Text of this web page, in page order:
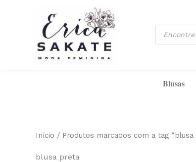
Pesquisar
produtos
Blusas
Início / Produtos marcados com a tag “blusa
blusa preta
recente